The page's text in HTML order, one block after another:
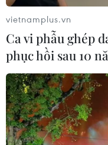
vietnamplus.vn
Ca vi phẫu ghép
phục hồi sau 10